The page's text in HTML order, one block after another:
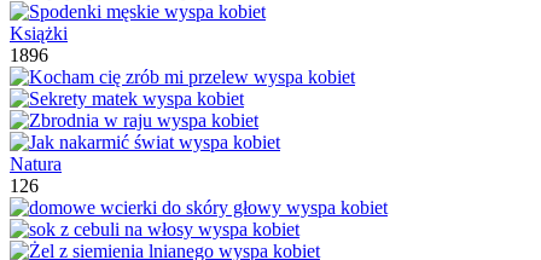
Książki
1896
Natura
126